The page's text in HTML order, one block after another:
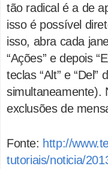
tão radical é a de
isso é possível
isso, abra cada
“Ações” e depois
teclas “Alt” e “Del”
simultaneamente).
exclusões de
Fonte: http://
tutoriais/noticia/